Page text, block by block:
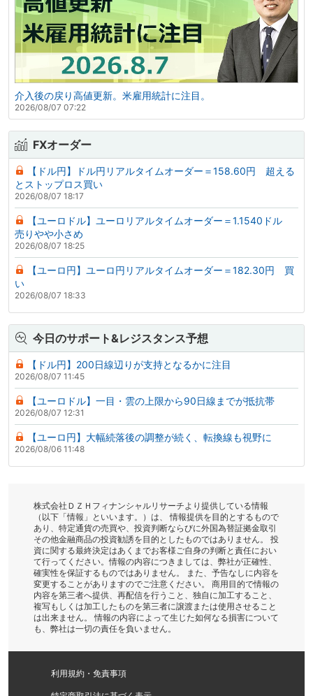
介入後の戻り高値更新。米雇用統計に注目。
2026/08/07 07:22
FXオーダー
【ドル円】ドル円リアルタイムオーダー＝158.60円 超える
とストップロス買い
2026/08/07 18:17
【ユーロドル】ユーロリアルタイムオーダー＝1.1540ドル
売りやや小さめ
2026/08/07 18:25
【ユーロ円】ユーロ円リアルタイムオーダー＝182.30円 買
い
2026/08/07 18:33
今日のサポート&レジスタンス予想
【ドル円】200日線辺りが支持となるかに注目
2026/08/07 11:45
【ユーロドル】一目・雲の上限から90日線までが抵抗帯
2026/08/07 12:31
【ユーロ円】大幅続落後の調整が続く、転換線も視野に
2026/08/06 11:48
株式会社ＤＺＨフィナンシャルリサーチより提供している情報
（以下「情報」といいます。）は、 情報提供を目的とするもので
あり、特定通貨の売買や、投資判断ならびに外国為替証拠金取引
その他金融商品の投資勧誘を目的としたものではありません。 投
資に関する最終決定はあくまでお客様ご自身の判断と責任におい
て行ってください。情報の内容につきましては、弊社が正確性、
確実性を保証するものではありません。 また、予告なしに内容を
変更することがありますのでご注意ください。 商用目的で情報の
内容を第三者へ提供、再配信を行うこと、独自に加工すること、
複写もしくは加工したものを第三者に譲渡または使用させること
は出来ません。 情報の内容によって生じた如何なる損害について
も、弊社は一切の責任を負いません。
利用規約・免責事項